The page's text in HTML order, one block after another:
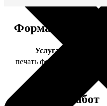
Форматы и цены
Услуга
печать фото 10х15
Примеры работ